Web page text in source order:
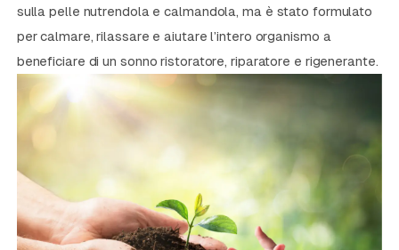
sulla pelle nutrendola e calmandola, ma è stato formulato
per calmare, rilassare e aiutare l’intero organismo a
beneficiare di un sonno ristoratore, riparatore e rigenerante.